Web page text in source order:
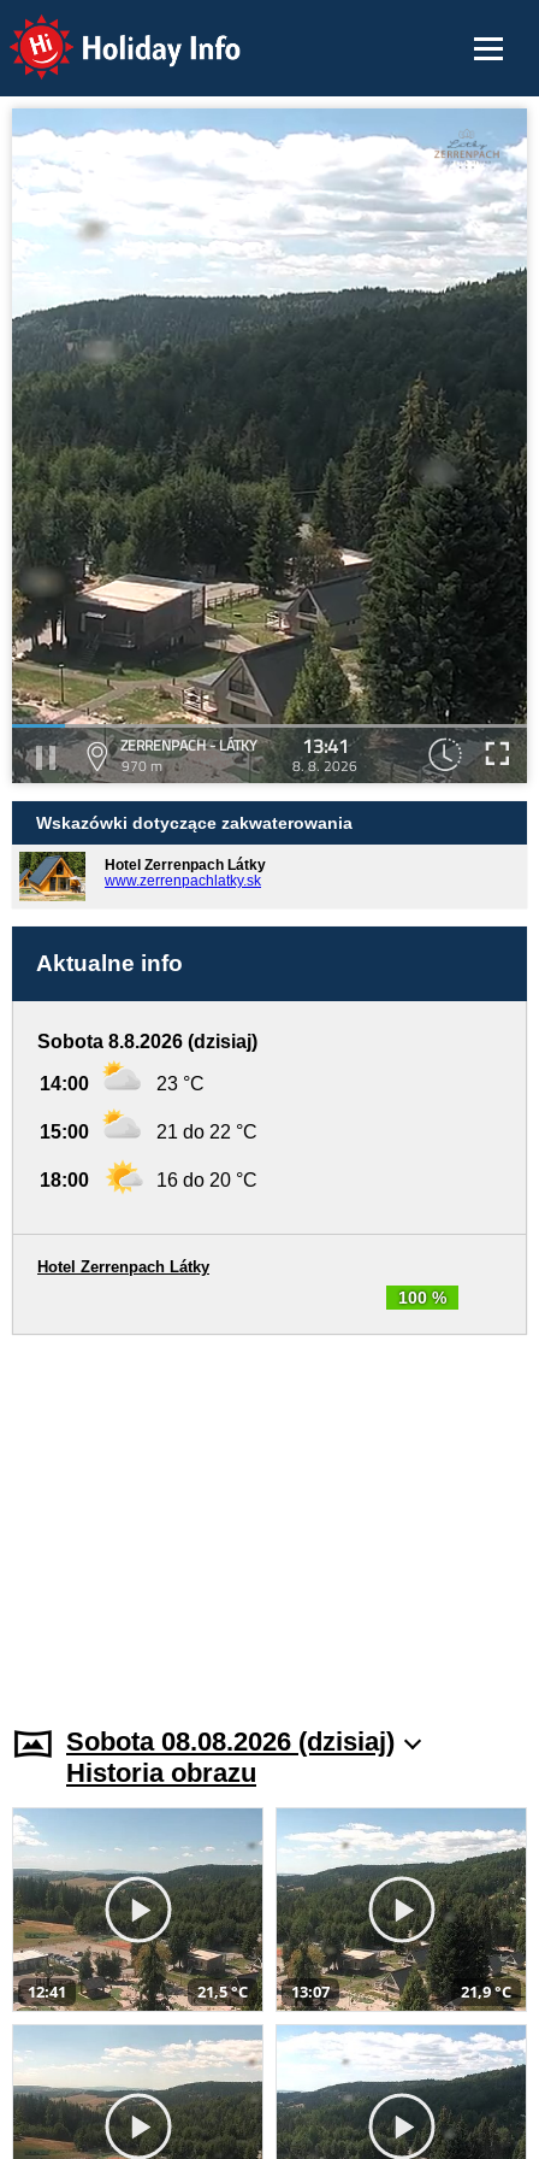
Holiday Info
ZERRENPACH - LÁTKY
970 m
13:41
8. 8. 2026
Wskazówki dotyczące zakwaterowania
Hotel Zerrenpach Látky
www.zerrenpachlatky.sk
Aktualne info
Sobota 8.8.2026 (dzisiaj)
14:00 23 °C
15:00 21 do 22 °C
18:00 16 do 20 °C
100 %
Hotel Zerrenpach Látky
Sobota 08.08.2026 (dzisiaj)
Historia obrazu
12:41 21,5 °C 13:07 21,9 °C